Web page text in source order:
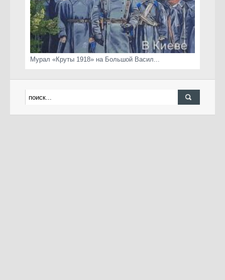
Мурал «Круты 1918» на Большой Васил...